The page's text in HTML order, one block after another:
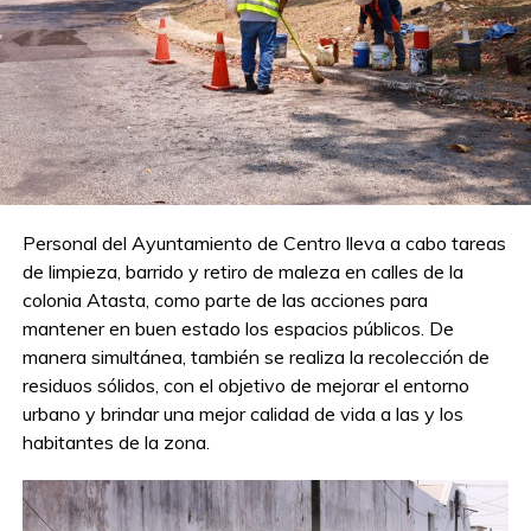
Personal del Ayuntamiento de Centro lleva a cabo tareas
de limpieza, barrido y retiro de maleza en calles de la
colonia Atasta, como parte de las acciones para
mantener en buen estado los espacios públicos. De
manera simultánea, también se realiza la recolección de
residuos sólidos, con el objetivo de mejorar el entorno
urbano y brindar una mejor calidad de vida a las y los
habitantes de la zona.